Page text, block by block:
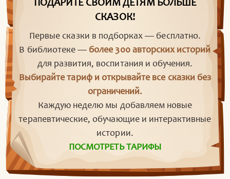
СКАЗОК!
Первые сказки в подборках — бесплатно.
В библиотеке — более 300 авторских историй
для развития, воспитания и обучения.
Выбирайте тариф и открывайте все сказки без
ограничений.
Каждую неделю мы добавляем новые
терапевтические, обучающие и интерактивные
истории.
ПОСМОТРЕТЬ ТАРИФЫ